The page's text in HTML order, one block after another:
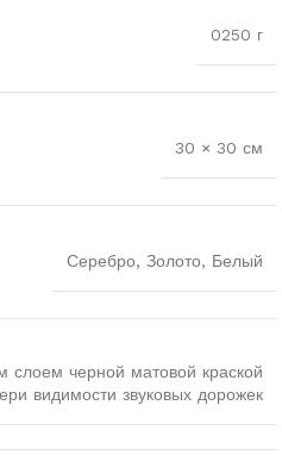
0250 г
30 × 30 см
Серебро, Золото, Белый
слоем черной матовой краской
видимости звуковых дорожек